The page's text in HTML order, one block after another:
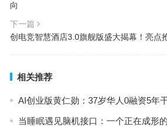
向
下一篇
创电竞智慧酒店3.0旗舰版盛大揭幕！亮点
相关推荐
AI创业版黄仁勋：37岁华人0融资5年
当睡眠遇见脑机接口：一个正在成形